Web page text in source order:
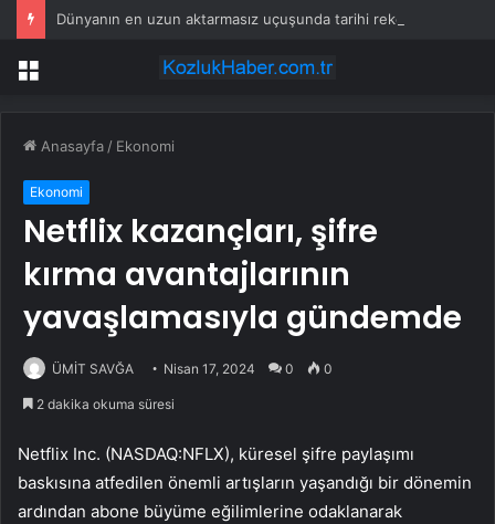
Menü
Anasayfa / Ekonomi
Ekonomi
Netflix kazançları, şifre
kırma avantajlarının
yavaşlamasıyla gündemde
ÜMİT SAVĞA Nisan 17, 2024 0 0
2 dakika okuma süresi
Netflix Inc. (NASDAQ:NFLX), küresel şifre paylaşımı
baskısına atfedilen önemli artışların yaşandığı bir dönemin
ardından abone büyüme eğilimlerine odaklanarak